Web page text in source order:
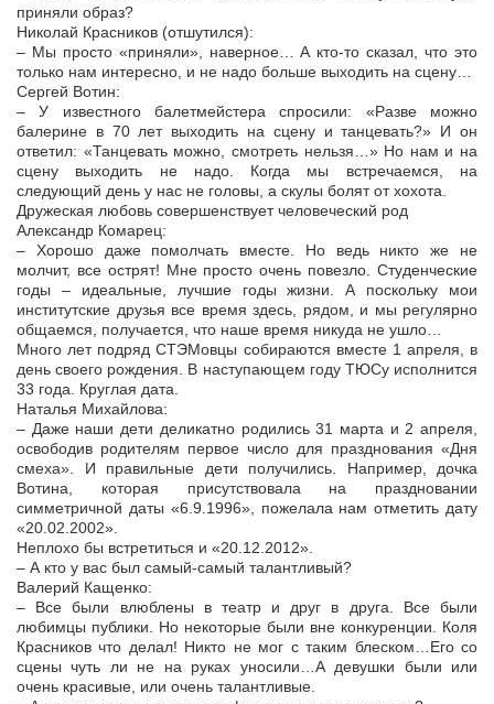
приняли образ?
Николай Красников (отшутился):
– Мы просто «приняли», наверное… А кто-то сказал, что это
только нам интересно, и не надо больше выходить на сцену…
Сергей Вотин:
– У известного балетмейстера спросили: «Разве можно
балерине в 70 лет выходить на сцену и танцевать?» И он
ответил: «Танцевать можно, смотреть нельзя…» Но нам и на
сцену выходить не надо. Когда мы встречаемся, на
следующий день у нас не головы, а скулы болят от хохота.
Дружеская любовь совершенствует человеческий род
Александр Комарец:
– Хорошо даже помолчать вместе. Но ведь никто же не
молчит, все острят! Мне просто очень повезло. Студенческие
годы – идеальные, лучшие годы жизни. А поскольку мои
институтские друзья все время здесь, рядом, и мы регулярно
общаемся, получается, что наше время никуда не ушло…
Много лет подряд СТЭМовцы собираются вместе 1 апреля, в
день своего рождения. В наступающем году ТЮСу исполнится
33 года. Круглая дата.
Наталья Михайлова:
– Даже наши дети деликатно родились 31 марта и 2 апреля,
освободив родителям первое число для празднования «Дня
смеха». И правильные дети получились. Например, дочка
Вотина, которая присутствовала на праздновании
симметричной даты «6.9.1996», пожелала нам отметить дату
«20.02.2002».
Неплохо бы встретиться и «20.12.2012».
– А кто у вас был самый-самый талантливый?
Валерий Кащенко:
– Все были влюблены в театр и друг в друга. Все были
любимцы публики. Но некоторые были вне конкуренции. Коля
Красников что делал! Никто не мог с таким блеском…Его со
сцены чуть ли не на руках уносили…А девушки были или
очень красивые, или очень талантливые.